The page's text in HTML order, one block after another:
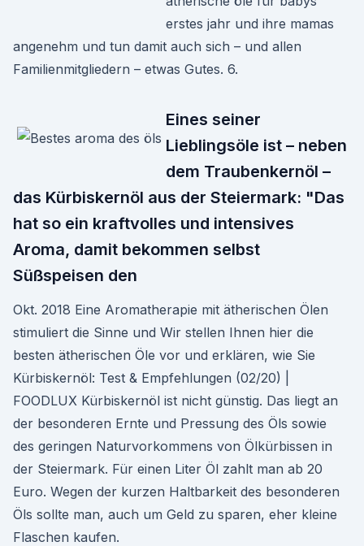
erstes jahr und ihre mamas
angenehm und tun damit auch sich – und allen
Familienmitgliedern – etwas Gutes. 6.
Eines seiner
Lieblingsöle ist – neben
dem Traubenkernöl –
das Kürbiskernöl aus der Steiermark: "Das
hat so ein kraftvolles und intensives
Aroma, damit bekommen selbst
Süßspeisen den
Okt. 2018 Eine Aromatherapie mit ätherischen Ölen
stimuliert die Sinne und Wir stellen Ihnen hier die
besten ätherischen Öle vor und erklären, wie Sie
Kürbiskernöl: Test & Empfehlungen (02/20) |
FOODLUX Kürbiskernöl ist nicht günstig. Das liegt an
der besonderen Ernte und Pressung des Öls sowie
des geringen Naturvorkommens von Ölkürbissen in
der Steiermark. Für einen Liter Öl zahlt man ab 20
Euro. Wegen der kurzen Haltbarkeit des besonderen
Öls sollte man, auch um Geld zu sparen, eher kleine
Flaschen kaufen.